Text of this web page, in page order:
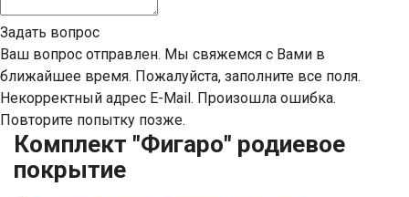
Задать вопрос
Ваш вопрос отправлен. Мы свяжемся с Вами в
ближайшее время. Пожалуйста, заполните все поля.
Некорректный адрес E-Mail. Произошла ошибка.
Повторите попытку позже.
Комплект "Фигаро" родиевое
покрытие